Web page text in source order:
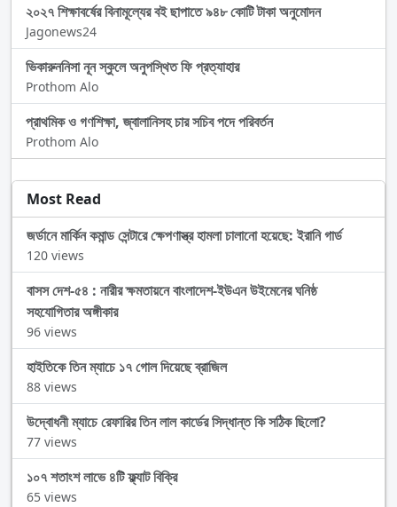
২০২৭ শিক্ষাবর্ষের বিনামূল্যের বই ছাপাতে ৯৪৮ কোটি টাকা অনুমোদন
Jagonews24
ভিকারুননিসা নূন স্কুলে অনুপস্থিত ফি প্রত্যাহার
Prothom Alo
প্রাথমিক ও গণশিক্ষা, জ্বালানিসহ চার সচিব পদে পরিবর্তন
Prothom Alo
Most Read
জর্ডানে মার্কিন কমান্ড সেন্টারে ক্ষেপণাস্ত্র হামলা চালানো হয়েছে: ইরানি গার্ড
120 views
বাসস দেশ-৫৪ : নারীর ক্ষমতায়নে বাংলাদেশ-ইউএন উইমেনের ঘনিষ্ঠ
সহযোগিতার অঙ্গীকার
96 views
হাইতিকে তিন ম্যাচে ১৭ গোল দিয়েছে ব্রাজিল
88 views
উদ্বোধনী ম্যাচে রেফারির তিন লাল কার্ডের সিদ্ধান্ত কি সঠিক ছিলো?
77 views
১০৭ শতাংশ লাভে ৪টি ফ্ল্যাট বিক্রি
65 views